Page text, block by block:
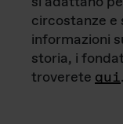
circostanze e
informazioni
storia, i
troverete qui.